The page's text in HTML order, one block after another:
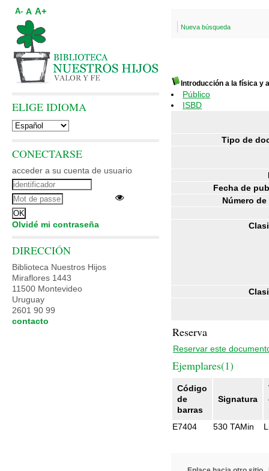
Nueva búsqueda
Introducción a la física y
Público
ISBD
Tipo de
Fecha de
Número
Reserva
Reservar este
Ejemplares(1)
Código
de
barras
Signatura
E7404
530 TAMin
A- A A+
ELIGE IDIOMA
CONECTARSE
acceder a su cuenta de usuario
Olvidé mi contraseña
DIRECCIÓN
Biblioteca Nuestros Hijos
Miraflores 1443
11500 Montevideo
Uruguay
2601 90 99
contacto